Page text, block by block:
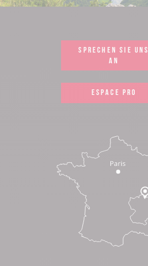
SPRECHEN SIE UNS
AN
ESPACE PRO